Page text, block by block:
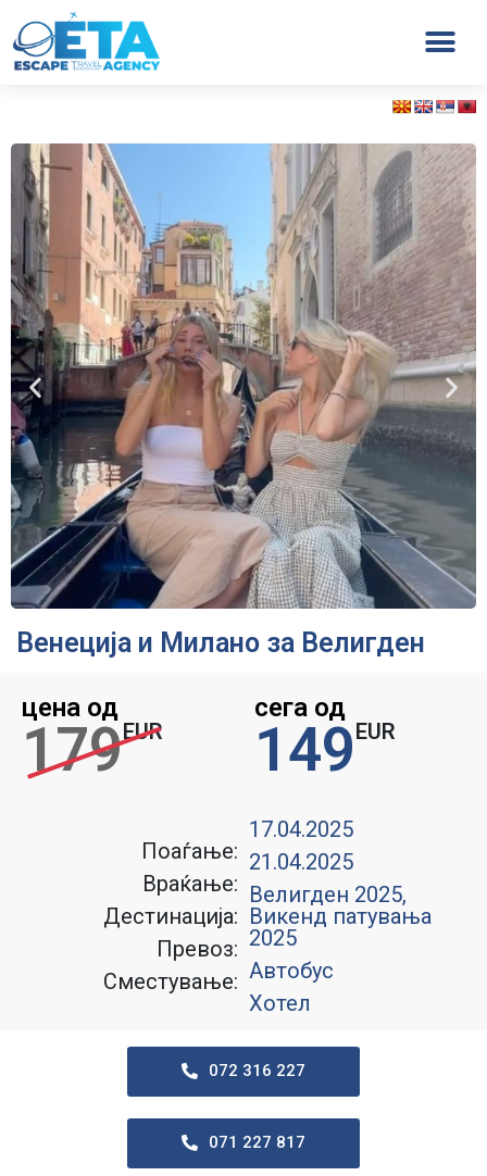
Венеција и Милано за Велигден
цена од
179EUR
сега од
149 EUR
Поаѓање:
Враќање:
Дестинација:
Превоз:
Сместување:
17.04.2025
21.04.2025
Велигден 2025,
Викенд патувања
2025
Автобус
Хотел
072 316 227
071 227 817